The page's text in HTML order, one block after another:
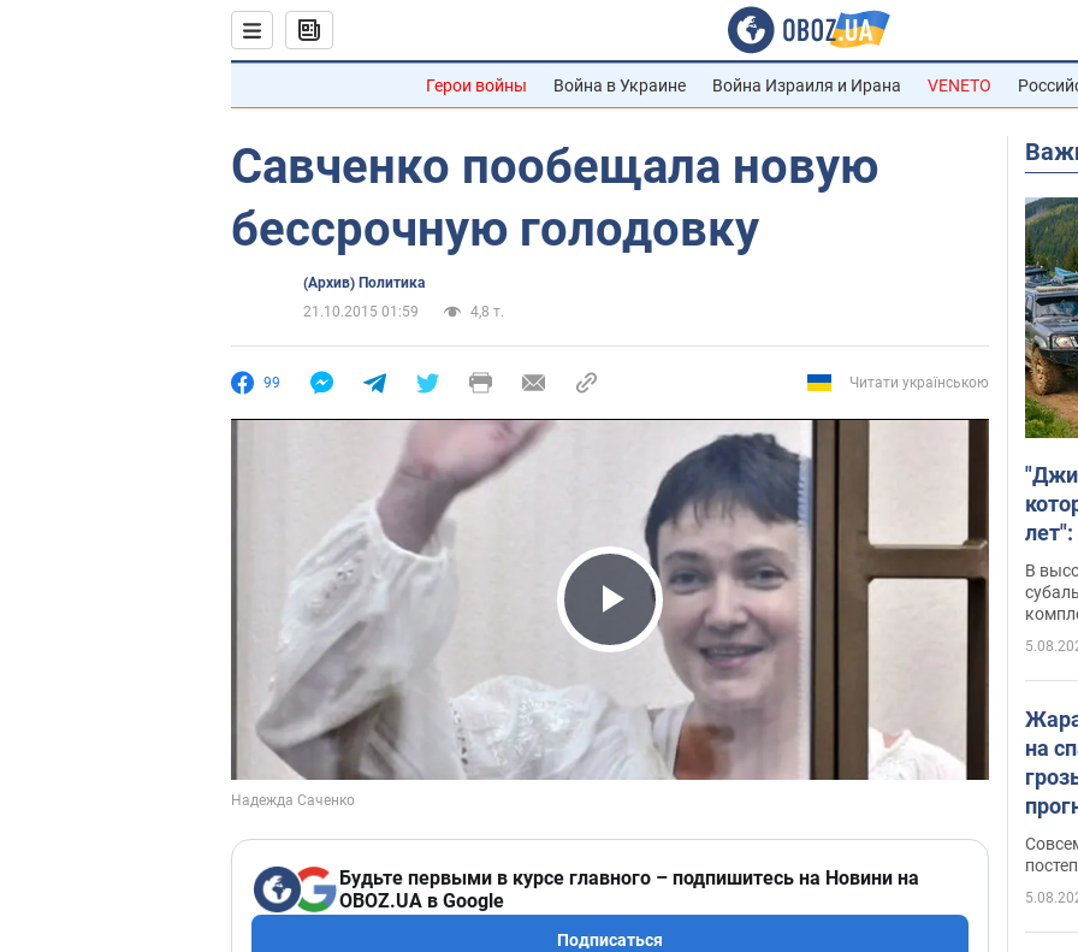
Герои войны Война в Украине Война Израиля и Ирана VENETO
Савченко пообещала новую
бессрочную голодовку
(Архив) Политика
21.10.2015 01:59
4,8 т.
99 Читати українською
Play Video
Будьте первыми в курсе главного – подпишитесь на Новини на
OBOZ.UA в Google
Подписаться
В
на